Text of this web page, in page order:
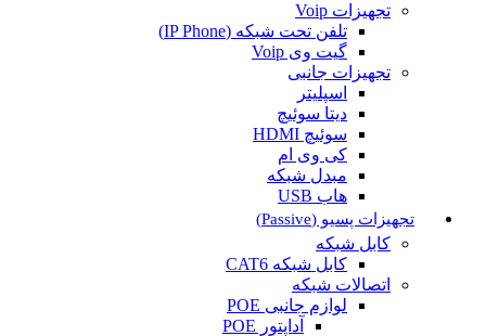
تجهیزات Voip
تلفن تحت شبکه (IP Phone)
گیت وی Voip
تجهیزات جانبی
اسپلیتر
دیتا سوئیچ
سوئیچ HDMI
کی وی ام
مبدل شبکه
هاب USB
تجهیزات پسیو (Passive)
کابل شبکه
کابل شبکه CAT6
اتصالات شبکه
لوازم جانبی POE
آداپتور POE